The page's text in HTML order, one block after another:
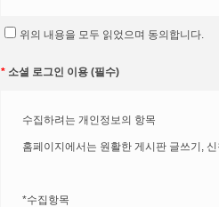
① 회사는 이 약관의 내용과 상호, 연락처
이 약관을 개정할 수 있습니다.
위의 내용을 모두 읽었으며 동의합니다.
* 소셜 로그인 이용 (필수)
수집하려는 개인정보의 항목
홈페이지에서는 원활한 게시판 글쓰기,
*수집항목